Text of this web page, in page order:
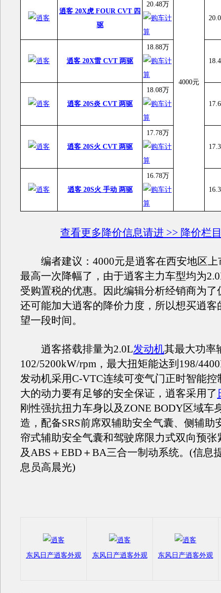
4000元
逍客 20X虎 FOUR CVT 四
驱
20.48万
逍客 20X雷 CVT 两驱
18.88万
逍客 20S炎 CVT 两驱
18.08万
逍客 20S火 CVT 两驱
17.78万
逍客 20S火 手动 两驱
16.78万
查看更多降价信息请进 >> 降价栏
编者建议：4000元是逍客在西安地区上
最高一次降幅了，由于逍客主力车型均为
受购置税的优惠。因此编辑分析经销商为了
还可能加大逍客的降价力度，所以想买逍客
望一段时间。
逍客搭载排量为2.0L发动机其最大功率
102/5200kW/rpm，最大扭矩能达到198/
发动机采用C-VTC连续可变气门正时智能控
大的动力要有足够的安全保证，逍客采用了
刚性强抗扭力车身以及ZONE BODY区域车
造，配备SRS前席双辅助安全气囊、侧辅助
帘式辅助安全气囊和驾驶席限力式双向预张
及ABS＋EBD＋BA三合一制动系统。(信息
息员高晨光)
东风日产逍客外观 东风日产逍客外观 东风日产逍客外观